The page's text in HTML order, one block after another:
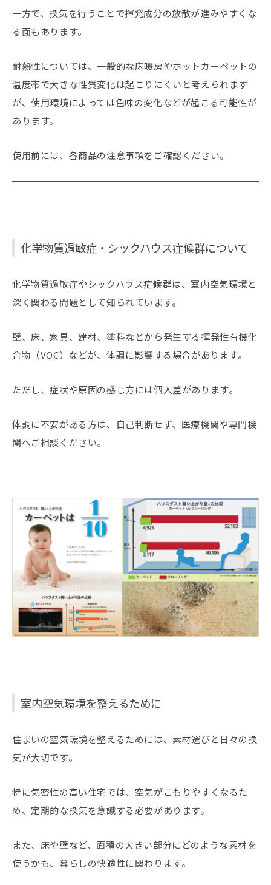
一方で、換気を行うことで揮発成分の放散が進みやすくな
る面もあります。
耐熱性については、一般的な床暖房やホットカーペットの
温度帯で大きな性質変化は起こりにくいと考えられます
が、使用環境によっては色味の変化などが起こる可能性が
あります。
使用前には、各商品の注意事項をご確認ください。
化学物質過敏症・シックハウス症候群について
化学物質過敏症やシックハウス症候群は、室内空気環境と
深く関わる問題として知られています。
壁、床、家具、建材、塗料などから発生する揮発性有機化
合物（VOC）などが、体調に影響する場合があります。
ただし、症状や原因の感じ方には個人差があります。
体調に不安がある方は、自己判断せず、医療機関や専門機
関へご相談ください。
室内空気環境を整えるために
住まいの空気環境を整えるためには、素材選びと日々の換
気が大切です。
特に気密性の高い住宅では、空気がこもりやすくなるた
め、定期的な換気を意識する必要があります。
また、床や壁など、面積の大きい部分にどのような素材を
使うかも、暮らしの快適性に関わります。